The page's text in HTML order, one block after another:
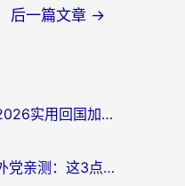
后一篇文章 →
香港翻墙大陆不用愁？2026实用回国加速器指南：从选到用一步到位
穿梭和番茄哪个好？海外党亲测：这3点帮你选对回国加速器